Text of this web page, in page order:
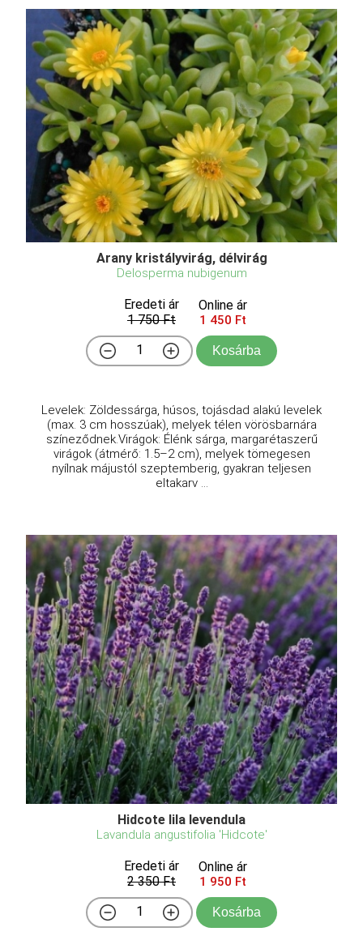
Arany kristályvirág, délvirág
Delosperma nubigenum
Eredeti ár
1 750 Ft
Online ár
1 450 Ft
Kosárba
Levelek: Zöldessárga, húsos, tojásdad alakú levelek
(max. 3 cm hosszúak), melyek télen vörösbarnára
színeződnek.Virágok: Élénk sárga, margarétaszerű
virágok (átmérő: 1.5–2 cm), melyek tömegesen
nyílnak májustól szeptemberig, gyakran teljesen
eltakarv ...
Hidcote lila levendula
Lavandula angustifolia 'Hidcote'
Eredeti ár
2 350 Ft
Online ár
1 950 Ft
Kosárba